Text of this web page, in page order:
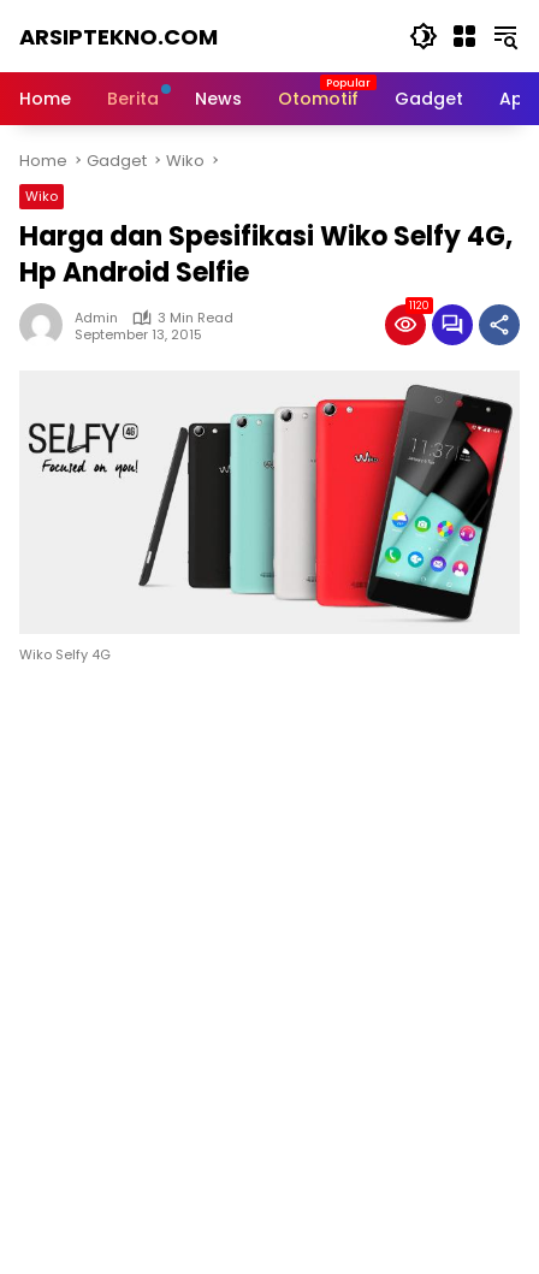
ARSIPTEKNO.COM
Informasi
Home Berita News Otomotif Gadget
Home Gadget Wiko
Wiko
Harga dan Spesifikasi Wiko Selfy 4G,
Hp Android Selfie
Admin
3 Min Read
September 13, 2015
1120
Wiko Selfy 4G